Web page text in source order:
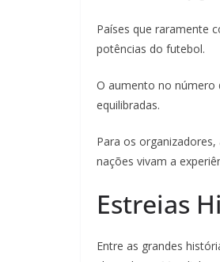
Países que raramente
potências do futebol.
O aumento no número
equilibradas.
Para os
nações vivam a
Estreias
Entre as grandes